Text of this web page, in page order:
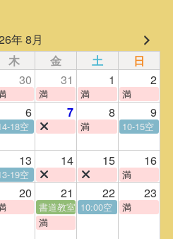
年 8月
木 金 土 日
30 31 1 2
満 満 満
6 7 8 9
18空 満
10-15空
13 14 15 16
19空 満
20 21 22 23
書道教室 10:00空
満
満